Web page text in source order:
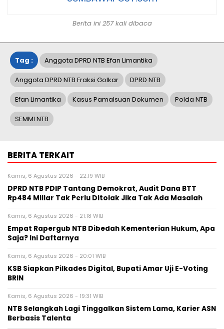
Berita ini 257 kali dibaca
Tag : Anggota DPRD NTB Efan Limantika
Anggota DPRD NTB Fraksi Golkar DPRD NTB
Efan Limantika Kasus Pamalsuan Dokumen Polda NTB
SEMMI NTB
BERITA TERKAIT
Kamis, 6 Agustus 2026 - 22:19 WIB
DPRD NTB PDIP Tantang Demokrat, Audit Dana BTT
Rp484 Miliar Tak Perlu Ditolak Jika Tak Ada Masalah
Kamis, 6 Agustus 2026 - 21:18 WIB
Empat Rapergub NTB Dibedah Kementerian Hukum, Apa
Saja? Ini Daftarnya
Kamis, 6 Agustus 2026 - 20:01 WIB
KSB Siapkan Pilkades Digital, Bupati Amar Uji E-Voting
BRIN
Kamis, 6 Agustus 2026 - 19:31 WIB
NTB Selangkah Lagi Tinggalkan Sistem Lama, Karier ASN
Berbasis Talenta